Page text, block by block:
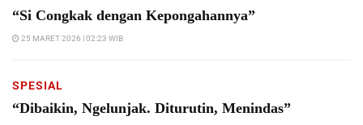
“Si Congkak dengan Kepongahannya”
25 MARET 2026 | 02:23 WIB
SPESIAL
“Dibaikin, Ngelunjak. Diturutin, Menindas”